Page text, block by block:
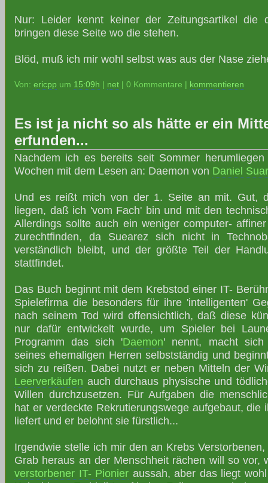
Nur: Leider kennt keiner der Zeitungsartikel die
bringen diese Seite wo die stehen.
Blöd, muß ich mir wohl selbst was aus der Nase
Von: ericpp um 15:09h net | 0 Kommentare | kommentieren
Es ist ja nicht so als hätte er ein
erfunden...
Nachdem ich es bereits seit Sommer
Wochen mit dem Lesen an: Daemon von Daniel
Und es reißt mich von der 1. Seite an mit. Gut,
liegen, daß ich 'vom Fach' bin und mit den
Allerdings sollte auch ein weniger computer-
zurechtfinden, da Suearez sich nicht in
verständlich bleibt, und der größte Teil der
stattfindet.
Das Buch beginnt mit dem Krebstod einer IT-
Spielefirma die besonders für ihre 'intelligenten'
nach seinem Tod wird offensichtlich, daß diese
nur dafür entwickelt wurde, um Spieler bei
Programm das sich 'Daemon' nennt, macht sich
seines ehemaligen Herren selbstständig und
sich zu reißen. Dabei nutzt er neben Mitteln der
Leerverkäufen auch durchaus physische und
Willen durchzusetzen. Für Aufgaben die
hat er verdeckte Rekrutierungswege aufgebaut, die
liefert und er belohnt sie fürstlich...
Irgendwie stelle ich mir den an Krebs
Grab heraus an der Menschheit rächen will so vor,
verstorbener IT- Pionier aussah, aber das liegt